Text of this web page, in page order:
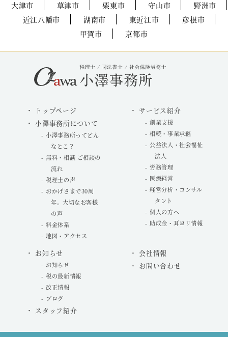
大津市 草津市 栗東市 守山市
野洲市
近江八幡市
湖南市 東近江市
彦根市
甲賀市
京都市
トップページ
小澤事務所について
小澤事務所ってどん
なとこ？
無料・相談 ご相談の
流れ
税理士の声
おかげさまで30周
年。大切なお客様
の声
料金体系
地図・アクセス
サービス紹介
創業支援
相続・事業承継
公益法人・社会福祉
法人
労務管理
医療経営
経営分析・コンサル
タント
個人の方へ
助成金・耳ヨリ情報
お知らせ
お知らせ
税の最新情報
改正情報
ブログ
スタッフ紹介
会社情報
お問い合わせ